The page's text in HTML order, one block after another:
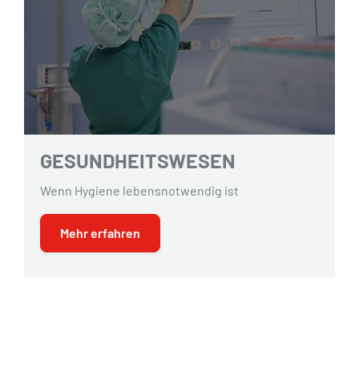
GESUNDHEITSWESEN
Wenn Hygiene lebensnotwendig ist
Mehr erfahren